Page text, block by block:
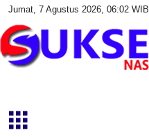
Jumat, 7 Agustus 2026, 06:02 WIB